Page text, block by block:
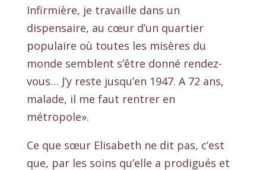
Infirmière, je travaille dans un
dispensaire, au cœur d’un quartier
populaire où toutes les misères du
monde semblent s’être donné rendez-
vous… J’y reste jusqu’en 1947. A 72 ans,
malade, il me faut rentrer en
métropole».
Ce que sœur Elisabeth ne dit pas, c’est
que, par les soins qu’elle a prodigués et